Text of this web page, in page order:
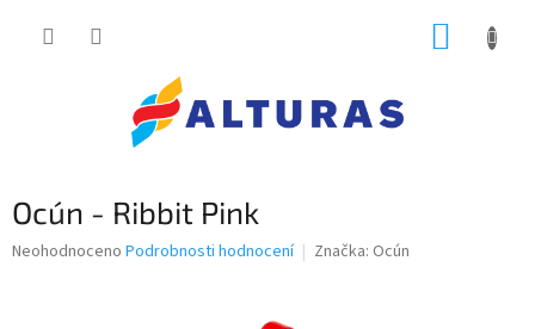
Ocún - Ribbit Pink
Průměrné
Neohodnoceno Podrobnosti hodnocení Značka: Ocún